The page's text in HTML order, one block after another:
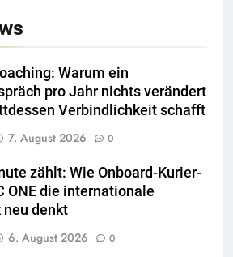
Warum ein
pro Jahr nichts verändert
Verbindlichkeit schafft
7. August 2026 0
zählt: Wie Onboard-Kurier-
ONE die internationale
denkt
6. August 2026 0